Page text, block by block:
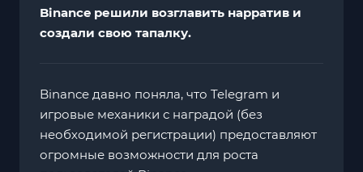
Binance решили возглавить нарратив и
создали свою тапалку.
Binance давно поняла, что Telegram и
игровые механики с наградой (без
необходимой регистрации) предоставляют
огромные возможности для роста